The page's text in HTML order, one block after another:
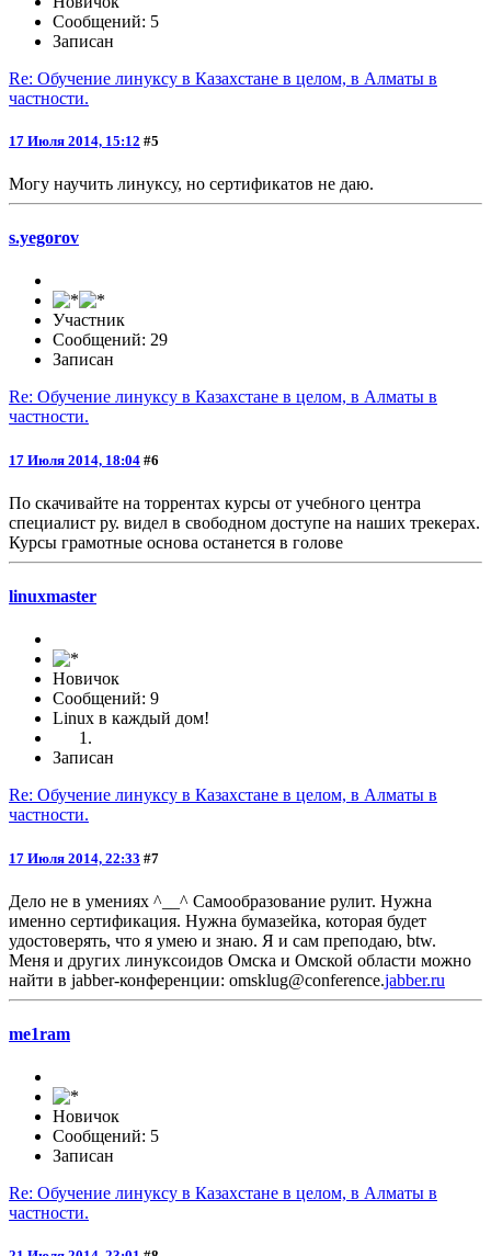
Сообщений: 5
Записан
Re: Обучение линуксу в Казахстане в целом, в Алматы в
частности.
17 Июля 2014, 15:12 #5
Могу научить линуксу, но сертификатов не даю.
s.yegorov
Участник
Сообщений: 29
Записан
Re: Обучение линуксу в Казахстане в целом, в Алматы в
частности.
17 Июля 2014, 18:04 #6
По скачивайте на торрентах курсы от учебного центра
специалист ру. видел в свободном доступе на наших трекерах.
Курсы грамотные основа останется в голове
linuxmaster
Новичок
Сообщений: 9
Linux в каждый дом!
Записан
Re: Обучение линуксу в Казахстане в целом, в Алматы в
частности.
17 Июля 2014, 22:33 #7
Дело не в умениях ^__^ Самообразование рулит. Нужна
именно сертификация. Нужна бумазейка, которая будет
удостоверять, что я умею и знаю. Я и сам преподаю, btw.
Меня и других линуксоидов Омска и Омской области можно
найти в jabber-конференции: omsklug@conference.jabber.ru
me1ram
Новичок
Сообщений: 5
Записан
Re: Обучение линуксу в Казахстане в целом, в Алматы в
частности.